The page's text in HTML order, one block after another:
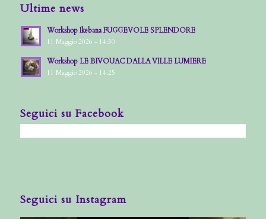
Ultime news
Workshop Ikebana FUGGEVOLE SPLENDORE
11 Maggio 2026 - 14:30
Workshop LE BIVOUAC DALLA VILLE LUMIERE
11 Maggio 2026 - 14:25
Seguici su Facebook
Seguici su Instagram